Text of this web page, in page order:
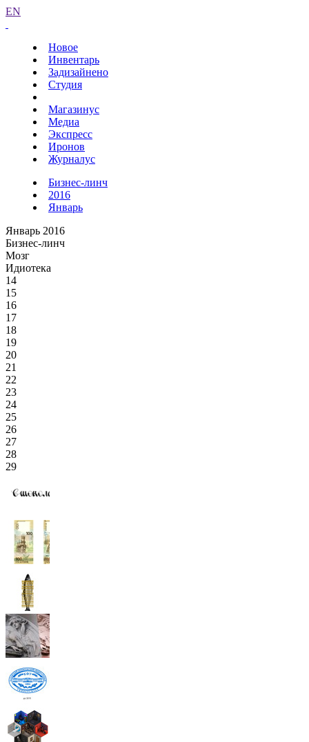
EN
Новое
Инвентарь
Задизайнено
Студия
Магазинус
Медиа
Экспресс
Иронов
Журналус
Бизнес-линч
2016
Январь
Январь 2016
Бизнес-линч
Мозг
Идиотека
14
15
16
17
18
19
20
21
22
23
24
25
26
27
28
29